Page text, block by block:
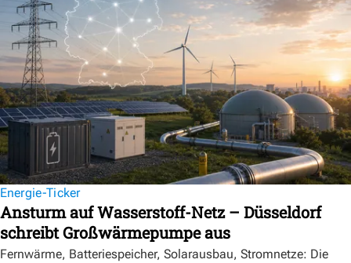
Energie-Ticker
Ansturm auf Wasserstoff-Netz – Düsseldorf
schreibt Großwärmepumpe aus
Fernwärme, Batteriespeicher, Solarausbau, Stromnetze: Die